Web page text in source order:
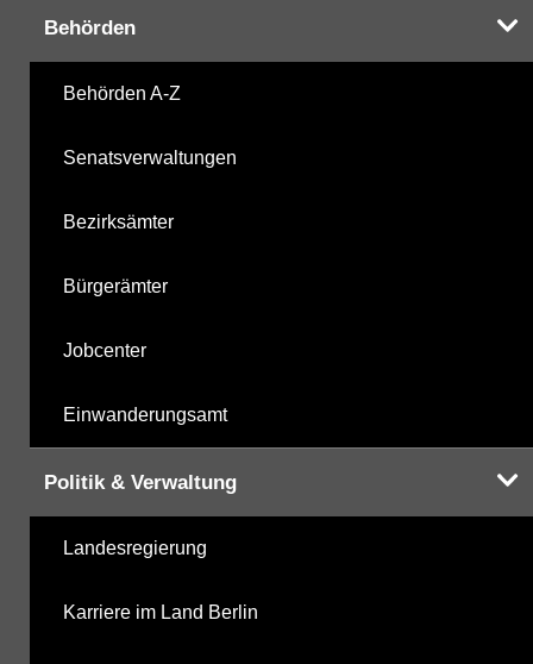
Behörden
Behörden A-Z
Senatsverwaltungen
Bezirksämter
Bürgerämter
Jobcenter
Einwanderungsamt
Politik & Verwaltung
Landesregierung
Karriere im Land Berlin